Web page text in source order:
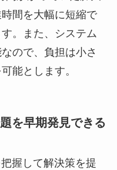
間を大幅に短縮で
。また、システム
ので、負担は小さ
能とします。
を早期発見できる
握して解決策を提